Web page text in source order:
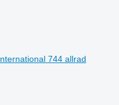
744 allrad